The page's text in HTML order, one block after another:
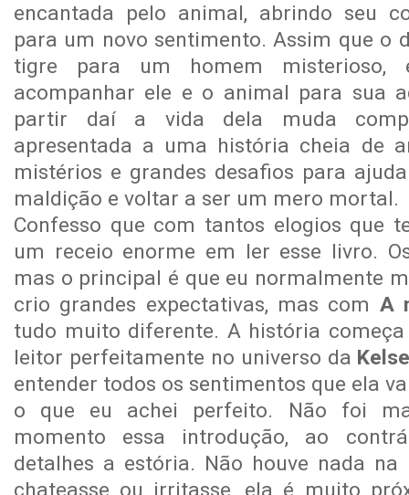
encantada pelo animal, abrindo seu
para um novo sentimento. Assim que o
tigre para um homem misterioso,
acompanhar ele e o animal para sua
partir daí a vida dela muda
apresentada a uma história cheia de
mistérios e grandes desafios para
maldição e voltar a ser um mero mortal.
Confesso que com tantos elogios que
um receio enorme em ler esse livro.
mas o principal é que eu normalmente
crio grandes expectativas, mas com A
tudo muito diferente. A história
leitor perfeitamente no universo da
entender todos os sentimentos que ela
o que eu achei perfeito. Não foi
momento essa introdução, ao
detalhes a estória. Não houve nada
chateasse ou irritasse, ela é muito